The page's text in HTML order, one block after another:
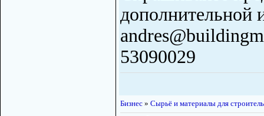
дополнительной
53090029
Бизнес » Сырьё и материалы для